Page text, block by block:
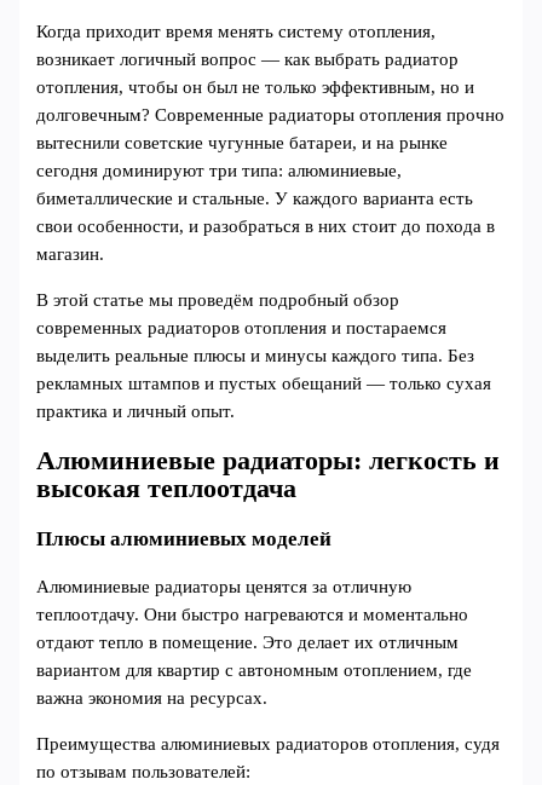
Когда приходит время менять систему отопления,
возникает логичный вопрос — как выбрать радиатор
отопления, чтобы он был не только эффективным, но и
долговечным? Современные радиаторы отопления прочно
вытеснили советские чугунные батареи, и на рынке
сегодня доминируют три типа: алюминиевые,
биметаллические и стальные. У каждого варианта есть
свои особенности, и разобраться в них стоит до похода в
магазин.
В этой статье мы проведём подробный обзор
современных радиаторов отопления и постараемся
выделить реальные плюсы и минусы каждого типа. Без
рекламных штампов и пустых обещаний — только сухая
практика и личный опыт.
Алюминиевые радиаторы: легкость и
высокая теплоотдача
Плюсы алюминиевых моделей
Алюминиевые радиаторы ценятся за отличную
теплоотдачу. Они быстро нагреваются и моментально
отдают тепло в помещение. Это делает их отличным
вариантом для квартир с автономным отоплением, где
важна экономия на ресурсах.
Преимущества алюминиевых радиаторов отопления, судя
по отзывам пользователей: